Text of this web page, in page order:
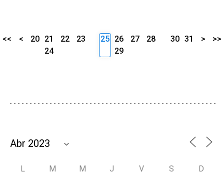
<< < 20 21 22
23
24
25 26 27
28
29
30 31 > >>
L M M J V S D